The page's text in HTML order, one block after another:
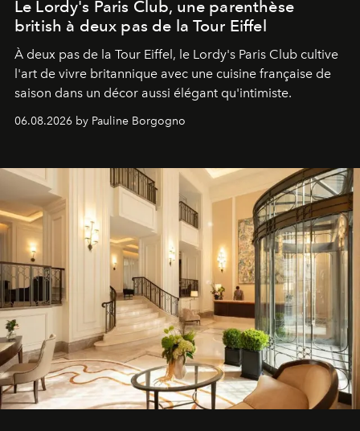
Le Lordy's Paris Club, une parenthèse
british à deux pas de la Tour Eiffel
À deux pas de la Tour Eiffel, le Lordy's Paris Club cultive
l'art de vivre britannique avec une cuisine française de
saison dans un décor aussi élégant qu'intimiste.
06.08.2026 by Pauline Borgogno